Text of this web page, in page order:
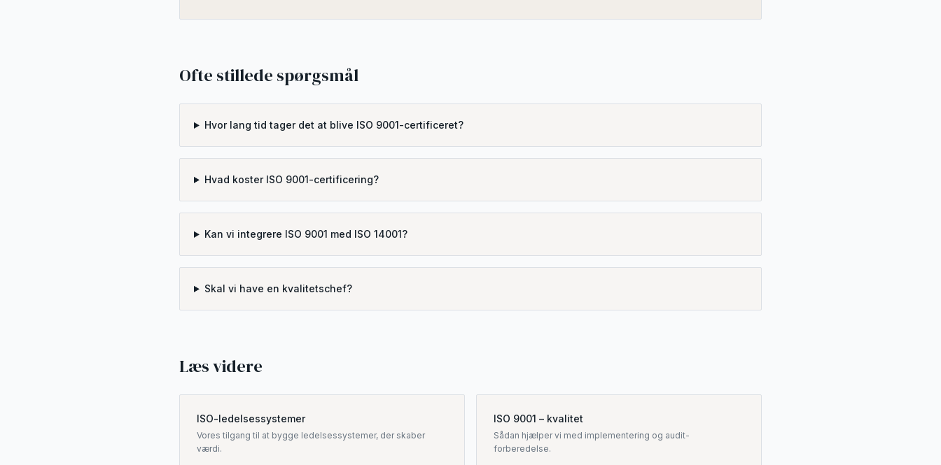
Ofte stillede spørgsmål
Hvor lang tid tager det at blive ISO 9001-certificeret?
Hvad koster ISO 9001-certificering?
Kan vi integrere ISO 9001 med ISO 14001?
Skal vi have en kvalitetschef?
Læs videre
ISO-ledelsessystemer
Vores tilgang til at bygge ledelsessystemer, der skaber
værdi.
ISO 9001 – kvalitet
Sådan hjælper vi med implementering og audit-
forberedelse.